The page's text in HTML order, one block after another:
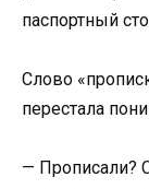
паспортный
Слово
перестала
— Прописали?